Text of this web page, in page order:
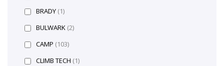
BRADY (1)
BULWARK (2)
CAMP (103)
CLIMB TECH (1)